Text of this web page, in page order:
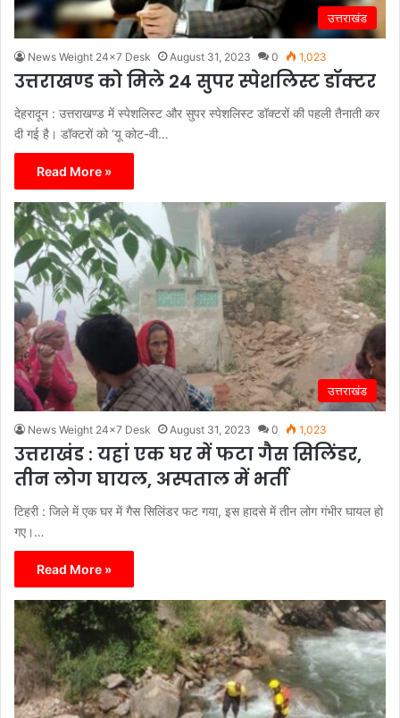
उत्तराखंड
News Weight 24x7 Desk August 31, 2023 0 1,023
उत्तराखण्ड को मिले 24 सुपर स्पेशलिस्ट डॉक्टर
देहरादून : उत्तराखण्ड में स्पेशलिस्ट और सुपर स्पेशलिस्ट डॉक्टरों की पहली तैनाती कर
दी गई है। डॉक्टरों को ‘यू कोट-वी…
Read More »
उत्तराखंड
News Weight 24x7 Desk August 31, 2023 0 1,023
उत्तराखंड : यहां एक घर में फटा गैस सिलिंडर,
तीन लोग घायल, अस्पताल में भर्ती
टिहरी : जिले में एक घर में गैस सिलिंडर फट गया, इस हादसे में तीन लोग गंभीर घायल हो
गए।…
Read More »